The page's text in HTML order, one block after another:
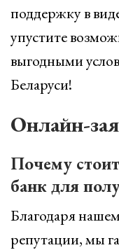
поддержку в
упустите
выгодными
Беларуси!
Онлайн-
Почему
банк для
Благодаря
репутации, мы